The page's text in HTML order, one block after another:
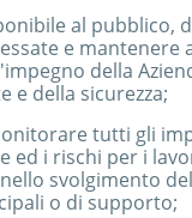
al pubblico,
e mantenere
della
e della sicurezza;
tutti gli
ed i rischi per i
svolgimento
o di supporto;